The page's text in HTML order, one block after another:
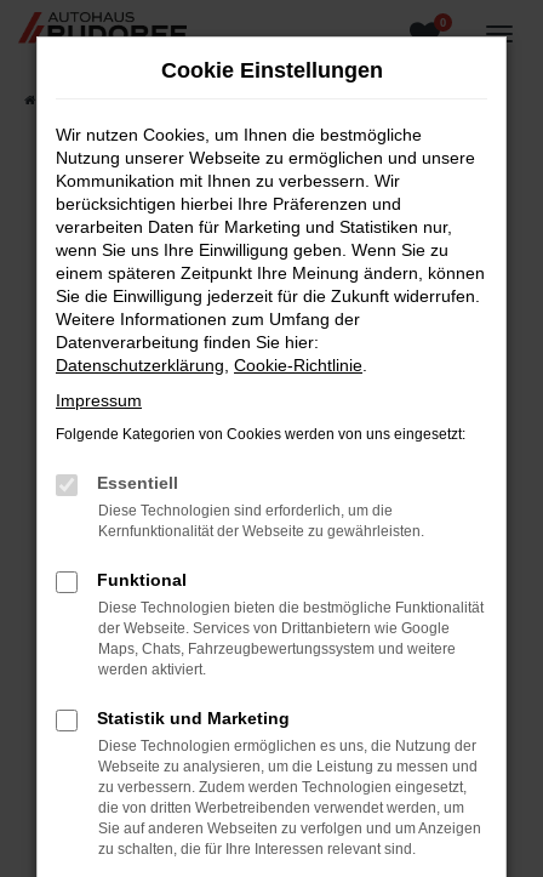
Zum
0
Fehler: Network Error
Beim Laden ist ein Fehler aufgetreten.
Hier sind ein paar Tipps, die dir helfen können:
Überprüfe deine Firewall und deine
Internetverbindung.
Laden andere Webseiten, zum Beispiel deine
Suchmaschine?
Prüfe deine Browsererweiterungen.
Manche Erweiterungen, wie Werbeblocker,
können das Laden bestimmter Seiten
verhindern. Funktioniert die Seite in einem
Fenster?
Starte dein Gerät neu.
Das kann manchmal helfen, vorübergehende
Probleme zu beheben.
Betriebssystem auf dem neuesten Stand
sind.
Veraltete Software birgt nicht nur ein
Sicherheitsrisiko, sondern kann auch dazu
führen, dass bestimmte Funktionen nicht mehr
unterstützt werden.
Cookie Einstellungen
Wir nutzen Cookies, um Ihnen die bestmögliche
Nutzung unserer Webseite zu ermöglichen und unsere
Kommunikation mit Ihnen zu verbessern. Wir
berücksichtigen hierbei Ihre Präferenzen und
verarbeiten Daten für Marketing und Statistiken nur,
wenn Sie uns Ihre Einwilligung geben. Wenn Sie zu
einem späteren Zeitpunkt Ihre Meinung ändern, können
Sie die Einwilligung jederzeit für die Zukunft widerrufen.
Weitere Informationen zum Umfang der
Datenverarbeitung finden Sie hier:
Datenschutzerklärung Cookie-Richtlinie
Impressum
Folgende Kategorien von Cookies werden von uns eingesetzt:
Essentiell
Diese Technologien sind erforderlich, um die
Kernfunktionalität der Webseite zu gewährleisten.
Funktional
Diese Technologien bieten die bestmögliche Funktionalität
der Webseite. Services von Drittanbietern wie Google
Maps, Chats, Fahrzeugbewertungssystem und weitere
werden aktiviert.
Statistik und Marketing
Diese Technologien ermöglichen es uns, die Nutzung der
Webseite zu analysieren, um die Leistung zu messen und
zu verbessern. Zudem werden Technologien eingesetzt,
die von dritten Werbetreibenden verwendet werden, um
Sie auf anderen Webseiten zu verfolgen und um Anzeigen
zu schalten, die für Ihre Interessen relevant sind.